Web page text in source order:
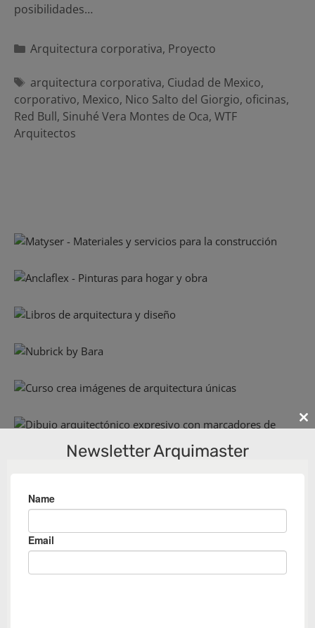
posibilidades…
Categorías
Arquitectura corporativa, Proyecto
Etiquetas
arquitectura corporativa, Ciudad de Mexico,
corporativo, Mexico, Nico Salto del Giorgio, oficinas,
Red Bull, Sinuhé Vera Montes de Oca, WTF
Arquitectos
Newsletter Arquimaster